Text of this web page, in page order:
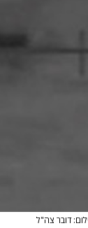
דובר צה"ל